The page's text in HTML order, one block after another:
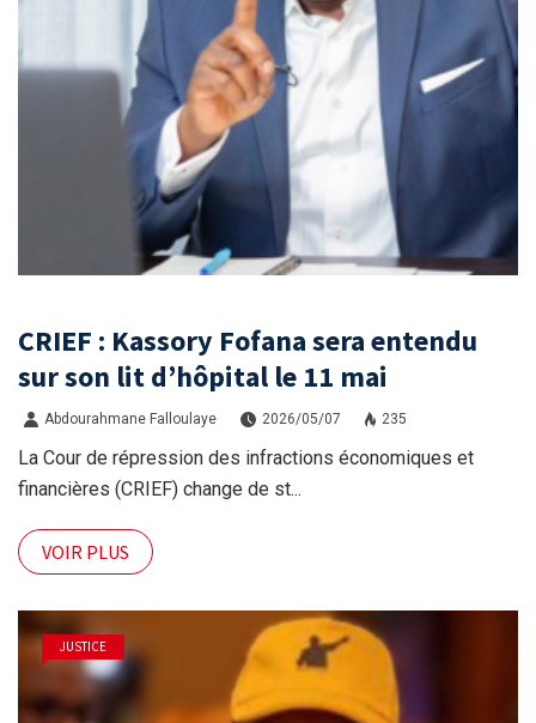
CRIEF : Kassory Fofana sera entendu
sur son lit d’hôpital le 11 mai
Abdourahmane Falloulaye 2026/05/07 235
La Cour de répression des infractions économiques et
financières (CRIEF) change de st...
VOIR PLUS
JUSTICE